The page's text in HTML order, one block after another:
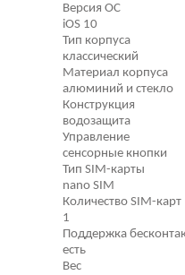
Версия ОС
iOS 10
Тип корпуса
классический
Материал корпуса
алюминий и стекло
Конструкция
водозащита
Управление
сенсорные кнопки
Тип SIM-карты
nano SIM
Количество SIM-карт
1
Поддержка
есть
Вес